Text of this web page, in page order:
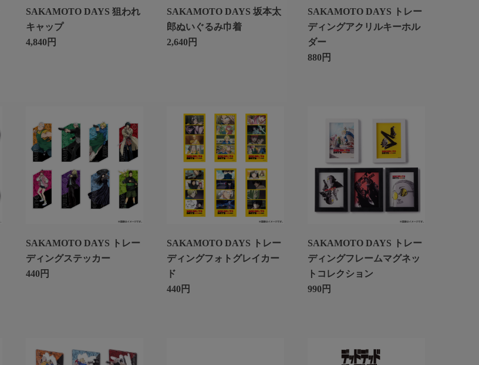
SAKAMOTO DAYS 狙われ
キャップ
4,840円
SAKAMOTO DAYS 坂本太
郎ぬいぐるみ巾着
2,640円
SAKAMOTO DAYS トレー
ディングアクリルキーホル
ダー
880円
SAKAMOTO DAYS トレー
ディングステッカー
440円
SAKAMOTO DAYS トレー
ディングフォトグレイカー
ド
440円
SAKAMOTO DAYS トレー
ディングフレームマグネッ
トコレクション
990円